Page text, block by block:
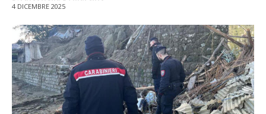
4 DICEMBRE 2025